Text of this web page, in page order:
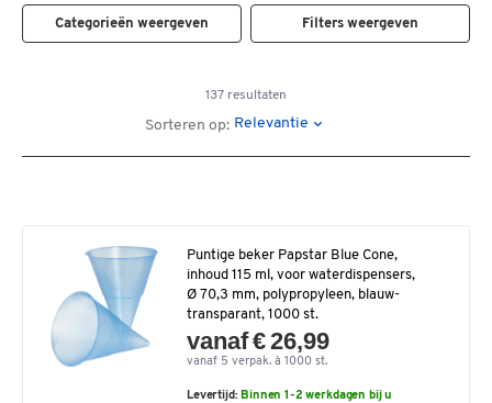
Categorieën weergeven Filters weergeven
137 resultaten
Sorteren op: Relevantie
Puntige beker Papstar Blue Cone,
inhoud 115 ml, voor waterdispensers,
Ø 70,3 mm, polypropyleen, blauw-
transparant, 1000 st.
vanaf € 26,99
vanaf 5 verpak. à 1000 st.
Levertijd: Binnen 1-2 werkdagen bij u